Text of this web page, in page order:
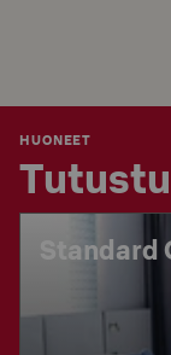
HUONEET
Standard